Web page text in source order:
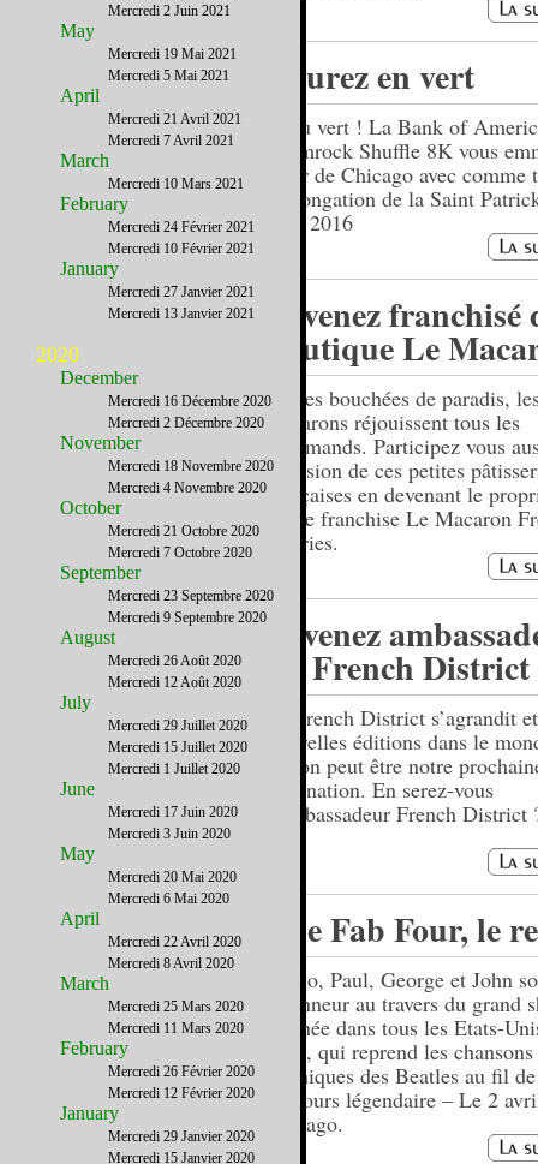
Courez en vert
Et au vert ! La Bank of
Shamrock Shuffle 8K vous
cœur de Chicago avec comme
prolongation de la Saint
avril 2016
Devenez
boutique Le
Petites bouchées de paradis,
macarons réjouissent tous les
gourmands. Participez vous
diffusion de ces petites
françaises en devenant le
d’une franchise Le Macaron
Pastries.
Devenez
du French
Le French District s’agrandit
nouvelles éditions dans le
région peut être notre
destination. En serez-vous
l’ambassadeur French District
The Fab Four, le
Ringo, Paul, George et John
l’honneur au travers du grand
tournée dans tous les Etats-
Be », qui reprend les chansons
mythiques des Beatles au fil
parcours légendaire – Le 2
Chicago.
Mercredi 2 Juin 2021
May
Mercredi 19 Mai 2021
Mercredi 5 Mai 2021
April
Mercredi 21 Avril 2021
Mercredi 7 Avril 2021
March
Mercredi 10 Mars 2021
February
Mercredi 24 Février 2021
Mercredi 10 Février 2021
January
Mercredi 27 Janvier 2021
Mercredi 13 Janvier 2021
2020
December
Mercredi 16 Décembre 2020
Mercredi 2 Décembre 2020
November
Mercredi 18 Novembre 2020
Mercredi 4 Novembre 2020
October
Mercredi 21 Octobre 2020
Mercredi 7 Octobre 2020
September
Mercredi 23 Septembre 2020
Mercredi 9 Septembre 2020
August
Mercredi 26 Août 2020
Mercredi 12 Août 2020
July
Mercredi 29 Juillet 2020
Mercredi 15 Juillet 2020
Mercredi 1 Juillet 2020
June
Mercredi 17 Juin 2020
Mercredi 3 Juin 2020
May
Mercredi 20 Mai 2020
Mercredi 6 Mai 2020
April
Mercredi 22 Avril 2020
Mercredi 8 Avril 2020
March
Mercredi 25 Mars 2020
Mercredi 11 Mars 2020
February
Mercredi 26 Février 2020
Mercredi 12 Février 2020
January
Mercredi 29 Janvier 2020
Mercredi 15 Janvier 2020